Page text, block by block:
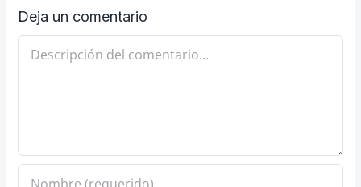
Deja un comentario
Comentario